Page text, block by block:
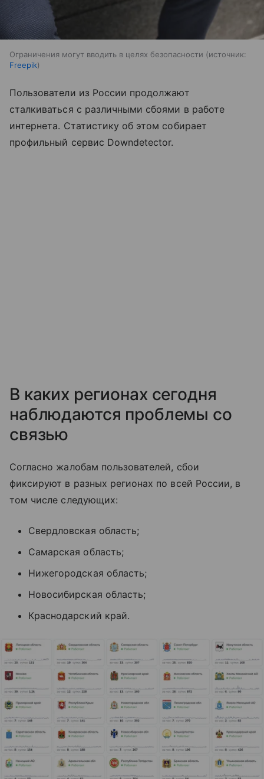
Ограничения могут вводить в целях безопасности
источник:
Freepik
Пользователи из России продолжают
сталкиваться с различными сбоями в работе
интернета. Статистику об этом собирает
профильный сервис Downdetector.
В каких регионах сегодня
наблюдаются проблемы со
связью
Согласно жалобам пользователей, сбои
фиксируют в разных регионах по всей России, в
том числе следующих:
Свердловская область;
Самарская область;
Нижегородская область;
Новосибирская область;
Краснодарский край.